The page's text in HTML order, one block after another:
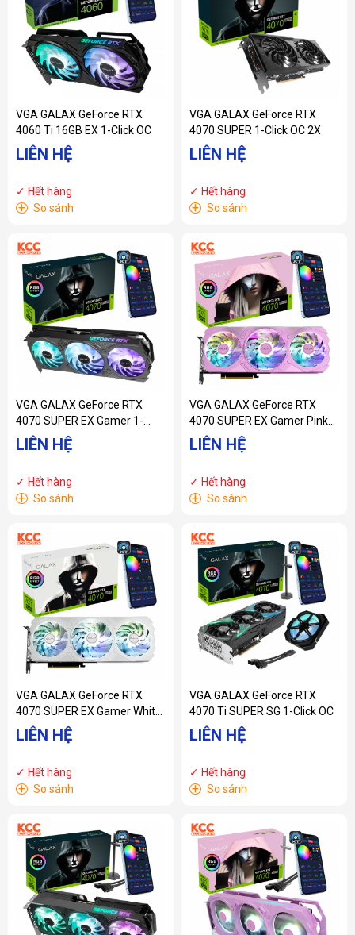
VGA GALAX GeForce RTX
4060 Ti 16GB EX 1-Click OC
LIÊN HỆ
✓ Hết hàng
+ So sánh
VGA GALAX GeForce RTX
4070 SUPER 1-Click OC 2X
LIÊN HỆ
✓ Hết hàng
+ So sánh
VGA GALAX GeForce RTX
4070 SUPER EX Gamer 1-
Click OC
LIÊN HỆ
✓ Hết hàng
+ So sánh
VGA GALAX GeForce RTX
4070 SUPER EX Gamer Pink
1-Click OC
LIÊN HỆ
✓ Hết hàng
+ So sánh
VGA GALAX GeForce RTX
4070 SUPER EX Gamer White
1-Click OC
LIÊN HỆ
✓ Hết hàng
+ So sánh
VGA GALAX GeForce RTX
4070 Ti SUPER SG 1-Click OC
LIÊN HỆ
✓ Hết hàng
+ So sánh